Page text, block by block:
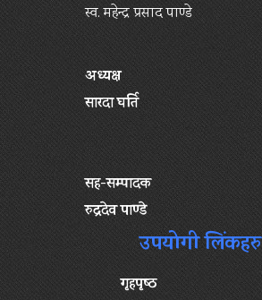
स्व. महेन्द्र प्रसाद पाण्डे
अध्यक्ष
सारदा घर्ति
सह-सम्पादक
रुद्रदेव पाण्डे
उपयोगी लिंकहरु
गृहपृष्‍ठ